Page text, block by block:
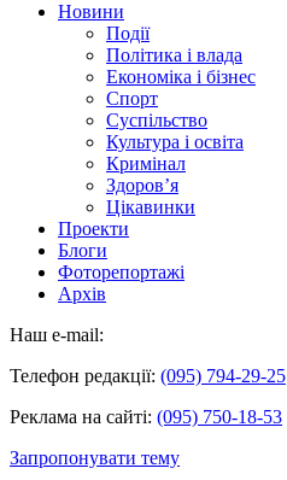
Новини
Події
Політика і влада
Економіка і бізнес
Спорт
Суспільство
Культура і освіта
Кримінал
Здоров’я
Цікавинки
Проекти
Блоги
Фоторепортажі
Архів
Наш e-mail:
Телефон редакції: (095) 794-29-25
Реклама на сайті: (095) 750-18-53
Запропонувати тему